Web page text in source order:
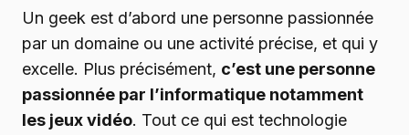
Un geek est d’abord une personne passionnée
par un domaine ou une activité précise, et qui y
excelle. Plus précisément, c’est une personne
passionnée par l’informatique notamment
les jeux vidéo. Tout ce qui est technologie